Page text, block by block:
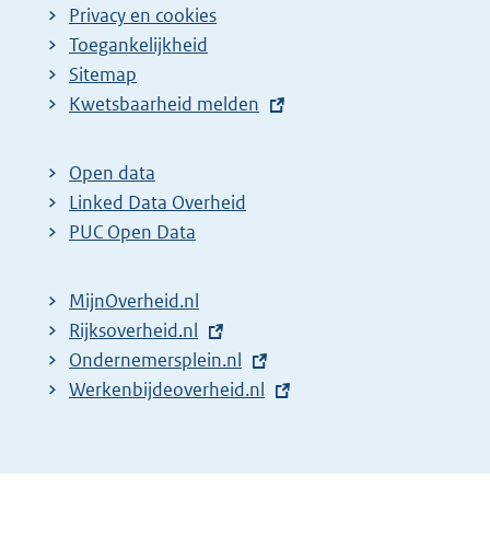
Privacy en cookies
Toegankelijkheid
Sitemap
E
t
e
r
l
i
n
k
Kwetsbaarheid melden
Open data
Linked Data Overheid
PUC Open Data
MijnOverheid.nl
E
x
t
n
Rijksoverheid.nl
E
x
r
Ondernemersplein.nl
E
e
Werkenbijdeoverheid.nl